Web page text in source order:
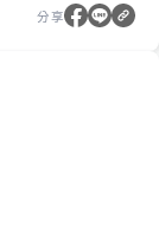
分享